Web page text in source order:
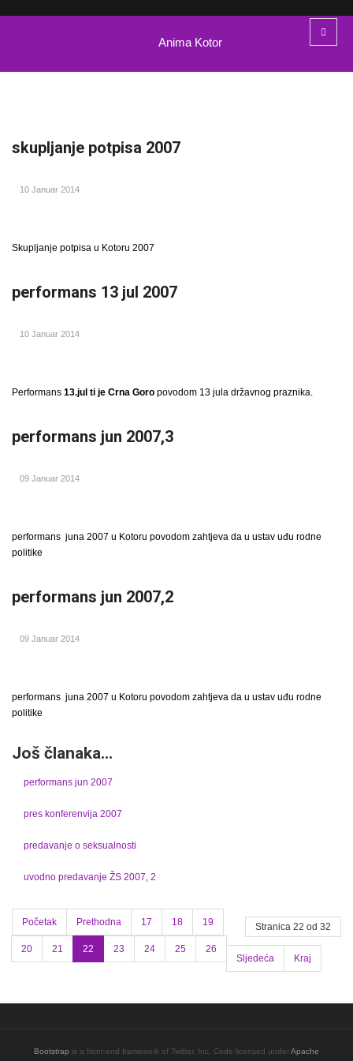
Anima Kotor
skupljanje potpisa 2007
10 Januar 2014
Skupljanje potpisa u Kotoru 2007
performans 13 jul 2007
10 Januar 2014
Performans 13.jul ti je Crna Goro povodom 13 jula državnog praznika.
performans jun 2007,3
09 Januar 2014
performans juna 2007 u Kotoru povodom zahtjeva da u ustav uđu rodne
politike
performans jun 2007,2
09 Januar 2014
performans juna 2007 u Kotoru povodom zahtjeva da u ustav uđu rodne
politike
Još članaka...
performans jun 2007
pres konferenvija 2007
predavanje o seksualnosti
uvodno predavanje ŽS 2007, 2
Stranica 22 od 32
Početak Prethodna 17 18 19
20 21 22 23 24 25
26
Sljedeća
Kraj
Bootstrap is a front-end framework of Twitter, Inc. Code licensed underApache